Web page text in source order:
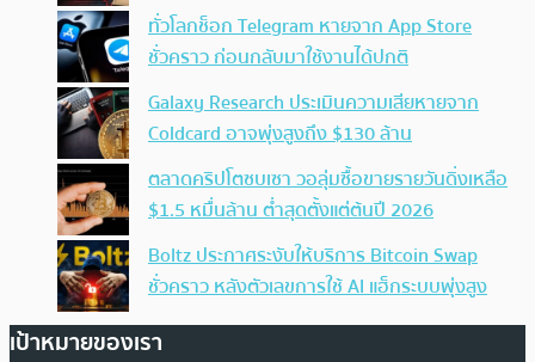
ทั่วโลกช็อก Telegram หายจาก App Store
ชั่วคราว ก่อนกลับมาใช้งานได้ปกติ
Galaxy Research ประเมินความเสียหายจาก
Coldcard อาจพุ่งสูงถึง $130 ล้าน
ตลาดคริปโตซบเซา วอลุ่มซื้อขายรายวันดิ่งเหลือ
$1.5 หมื่นล้าน ต่ำสุดตั้งแต่ต้นปี 2026
Boltz ประกาศระงับให้บริการ Bitcoin Swap
ชั่วคราว หลังตัวเลขการใช้ AI แฮ็กระบบพุ่งสูง
เป้าหมายของเรา